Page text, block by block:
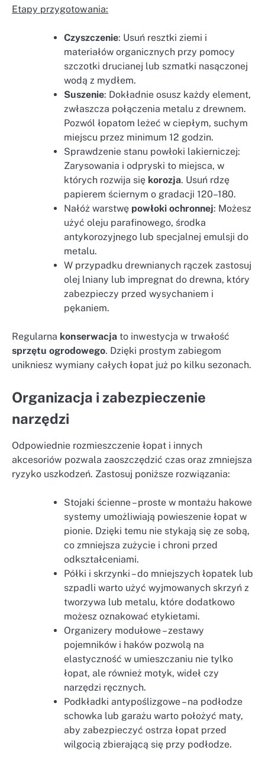
Etapy przygotowania:
Czyszczenie: Usuń resztki ziemi i
materiałów organicznych przy pomocy
szczotki drucianej lub szmatki nasączonej
wodą z mydłem.
Suszenie: Dokładnie osusz każdy element,
zwłaszcza połączenia metalu z drewnem.
Pozwól łopatom leżeć w ciepłym, suchym
miejscu przez minimum 12 godzin.
Sprawdzenie stanu powłoki lakierniczej:
Zarysowania i odpryski to miejsca, w
których rozwija się korozja. Usuń rdzę
papierem ściernym o gradacji 120–180.
Nałóż warstwę powłoki ochronnej: Możesz
użyć oleju parafinowego, środka
antykorozyjnego lub specjalnej emulsji do
metalu.
W przypadku drewnianych rączek zastosuj
olej lniany lub impregnat do drewna, który
zabezpieczy przed wysychaniem i
pękaniem.
Regularna konserwacja to inwestycja w trwałość
sprzętu ogrodowego. Dzięki prostym zabiegom
unikniesz wymiany całych łopat już po kilku sezonach.
Organizacja i zabezpieczenie
narzędzi
Odpowiednie rozmieszczenie łopat i innych
akcesoriów pozwala zaoszczędzić czas oraz zmniejsza
ryzyko uszkodzeń. Zastosuj poniższe rozwiązania:
Stojaki ścienne – proste w montażu hakowe
systemy umożliwiają powieszenie łopat w
pionie. Dzięki temu nie stykają się ze sobą,
co zmniejsza zużycie i chroni przed
odkształceniami.
Półki i skrzynki – do mniejszych łopatek lub
szpadli warto użyć wyjmowanych skrzyń z
tworzywa lub metalu, które dodatkowo
możesz oznakować etykietami.
Organizery modułowe – zestawy
pojemników i haków pozwolą na
elastyczność w umieszczaniu nie tylko
łopat, ale również motyk, wideł czy
narzędzi ręcznych.
Podkładki antypoślizgowe – na podłodze
schowka lub garażu warto położyć maty,
aby zabezpieczyć ostrza łopat przed
wilgocią zbierającą się przy podłodze.